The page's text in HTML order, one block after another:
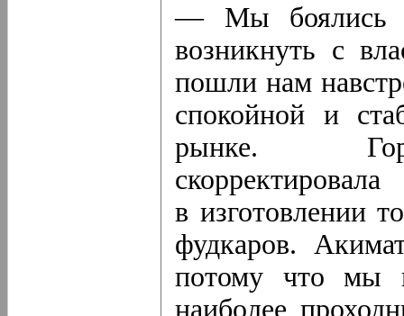
— Мы боялись
возникнуть с
пошли нам
спокойной и
рынке.
в изготовлении
фудкаров.
потому что мы
наиболее